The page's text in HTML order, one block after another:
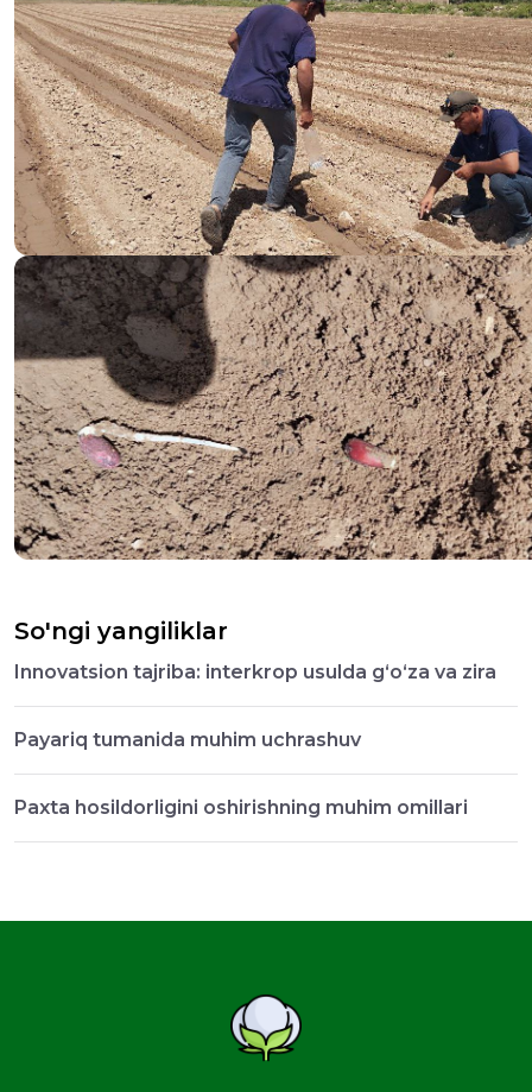
So'ngi yangiliklar
Innovatsion tajriba: interkrop usulda g‘o‘za va zira
Payariq tumanida muhim uchrashuv
Paxta hosildorligini oshirishning muhim omillari